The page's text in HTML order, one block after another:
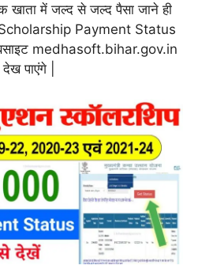
खाता में जल्द से जल्द पैसा जाने ही
Payment Status
medhasoft.bihar.gov.in
पाएंगे |